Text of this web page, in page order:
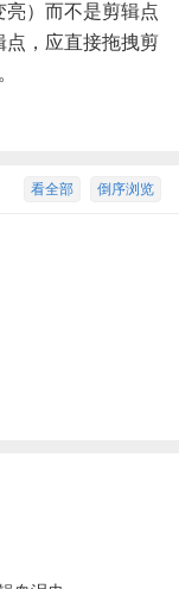
）而不是剪辑点
点，应直接拖拽剪
倒序浏览
看全部